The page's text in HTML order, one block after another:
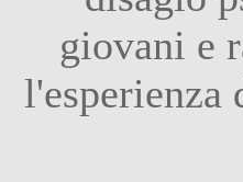
giovani e
l'esperienza